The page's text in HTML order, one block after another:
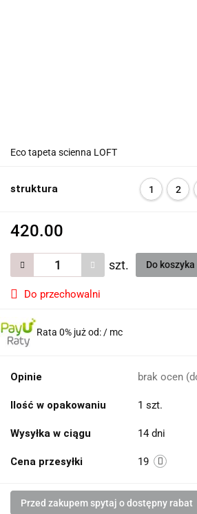
Eco tapeta scienna LOFT
struktura 1 2
420.00
szt. Do koszyka
Do przechowalni
Rata 0% już od:/ mc
Opinie brak ocen
Ilość w opakowaniu 1 szt.
Wysyłka w ciągu 14 dni
Cena przesyłki 19
Przed zakupem spytaj o dostępny rabat